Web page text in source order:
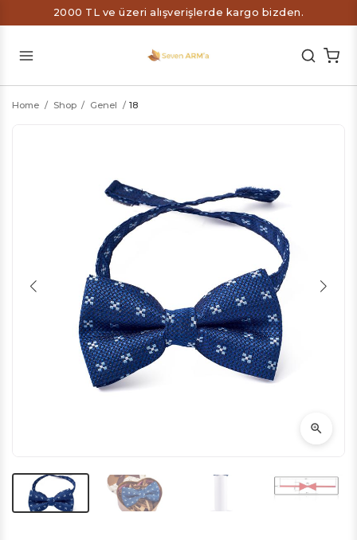
2000 TL ve üzeri alışverişlerde kargo bizden.
Home / Shop / Genel / 18